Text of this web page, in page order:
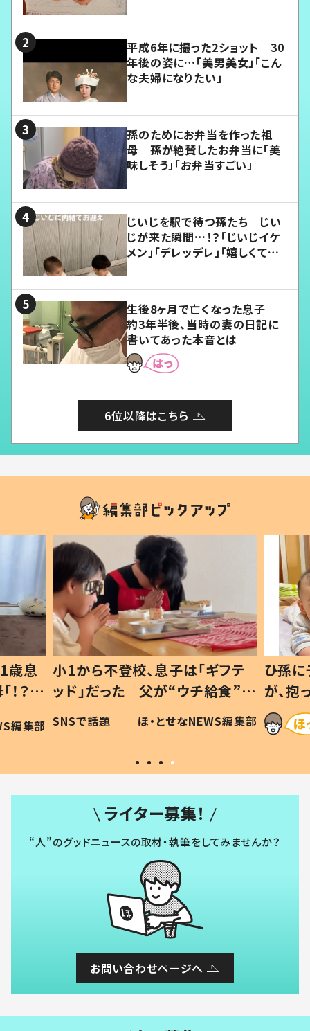
平成6年に撮った2ショット 30
年後の姿に…「美男美女」「こん
な夫婦になりたい」
孫のためにお弁当を作った祖
母 孫が絶賛したお弁当に「美
味しそう」「お弁当すごい」
じいじを駅で待つ孫たち じい
じが来た瞬間…！？「じいじイケ
メン」「デレッデレ」「嬉しくて可
生後8ヶ月で亡くなった息子
約3年半後、当時の妻の日記に
書いてあった本音とは
6位以降はこちら
歳息
？」
編集部
小1から不登校、息子は「ギフテ
ッド」だった 父が“ウチ給食”を
作り続ける理由とは #令和の親
#令和の子
SNSで話題 ほ・とせなNEWS編集部
ひ孫
が、
「涙が
い」
ライター募集！
“人”のグッドニュースの取材・執筆をしてみませんか？
お問い合わせページへ